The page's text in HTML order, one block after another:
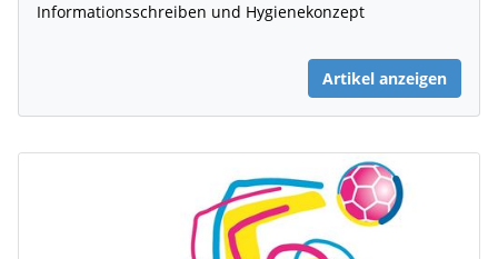
Informationsschreiben und Hygienekonzept
Artikel anzeigen